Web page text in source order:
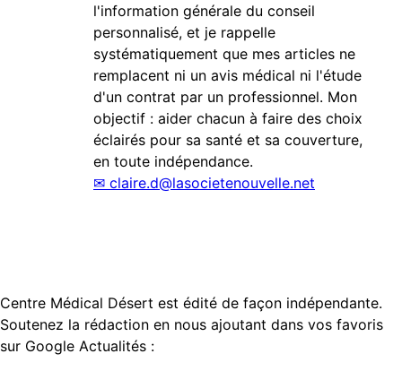
l'information générale du conseil
personnalisé, et je rappelle
systématiquement que mes articles ne
remplacent ni un avis médical ni l'étude
d'un contrat par un professionnel. Mon
objectif : aider chacun à faire des choix
éclairés pour sa santé et sa couverture,
en toute indépendance.
✉ claire.d@lasocietenouvelle.net
Centre Médical Désert est édité de façon indépendante.
Soutenez la rédaction en nous ajoutant dans vos favoris
sur Google Actualités :